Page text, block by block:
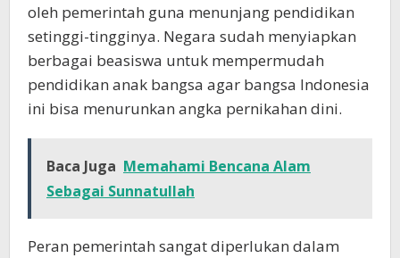
oleh pemerintah guna menunjang pendidikan
setinggi-tingginya. Negara sudah menyiapkan
berbagai beasiswa untuk mempermudah
pendidikan anak bangsa agar bangsa Indonesia
ini bisa menurunkan angka pernikahan dini.
Baca Juga Memahami Bencana Alam
Sebagai Sunnatullah
Peran pemerintah sangat diperlukan dalam